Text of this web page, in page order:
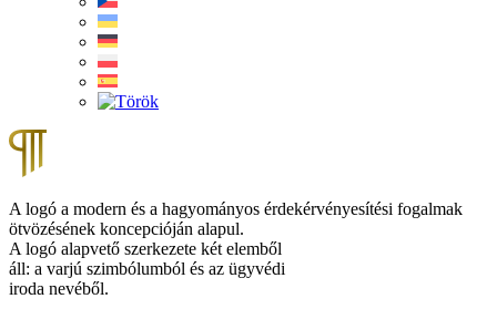
A logó a modern és a hagyományos érdekérvényesítési fogalmak
ötvözésének koncepcióján alapul.
A logó alapvető szerkezete két elemből
áll: a varjú szimbólumból és az ügyvédi
iroda nevéből.